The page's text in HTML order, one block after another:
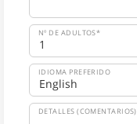
Nº DE ADULTOS*
IDIOMA PREFERIDO
DETALLES (COMENTARIOS)